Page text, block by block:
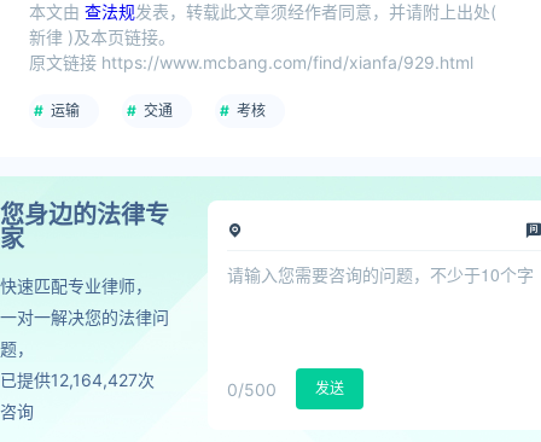
本文由 查法规发表，转载此文章须经作者同意，并请附上出处(
新律 )及本页链接。
原文链接 https://www.mcbang.com/find/xianfa/929.html
运输 交通 考核
您身边的法律专
家
快速匹配专业律师，
一对一解决您的法律问
题，
已提供12,164,427次
咨询
0/500 发送